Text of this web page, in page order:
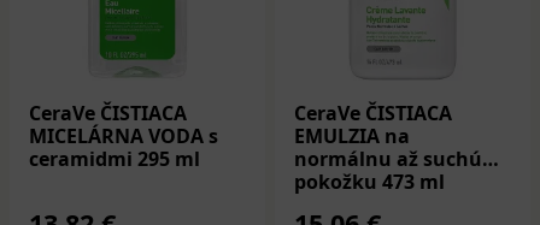
CeraVe ČISTIACA
MICELÁRNA VODA s
ceramidmi 295 ml
CeraVe ČISTIACA
EMULZIA na
normálnu až suchú
pokožku 473 ml